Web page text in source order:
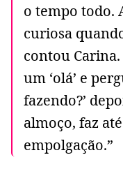
o tempo todo.
curiosa
contou
um ‘olá’ e
fazendo?’
almoço, faz
empolgação.”